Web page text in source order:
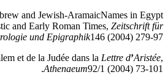
and Jewish-AramaicNames in Egypt
and Early Roman Times, Zeitschrift für
und Epigraphik146 (2004) 279-97.
et de la Judée dans la Lettre d’Aristée,
Athenaeum92/1 (2004) 73-101.